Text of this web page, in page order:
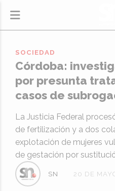
Córdoba:
por presunta
casos de
La Justicia Federal
de fertilización y a dos
explotación de mujeres
de gestación por
SOCIEDAD
20 DE
SN